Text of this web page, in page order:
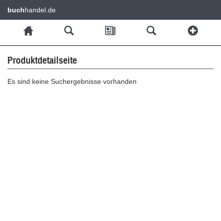
buchhandel.de
Produktdetailseite
Es sind keine Suchergebnisse vorhanden